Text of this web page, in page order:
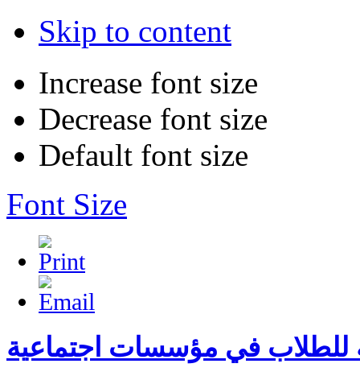
Skip to content
Increase font size
Decrease font size
Default font size
Font Size
للطلاب في مؤسسات اجتماعية